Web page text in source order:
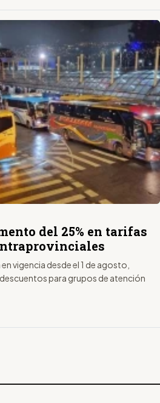
del 25% en tarifas
vigencia desde el 1 de agosto,
para grupos de atención